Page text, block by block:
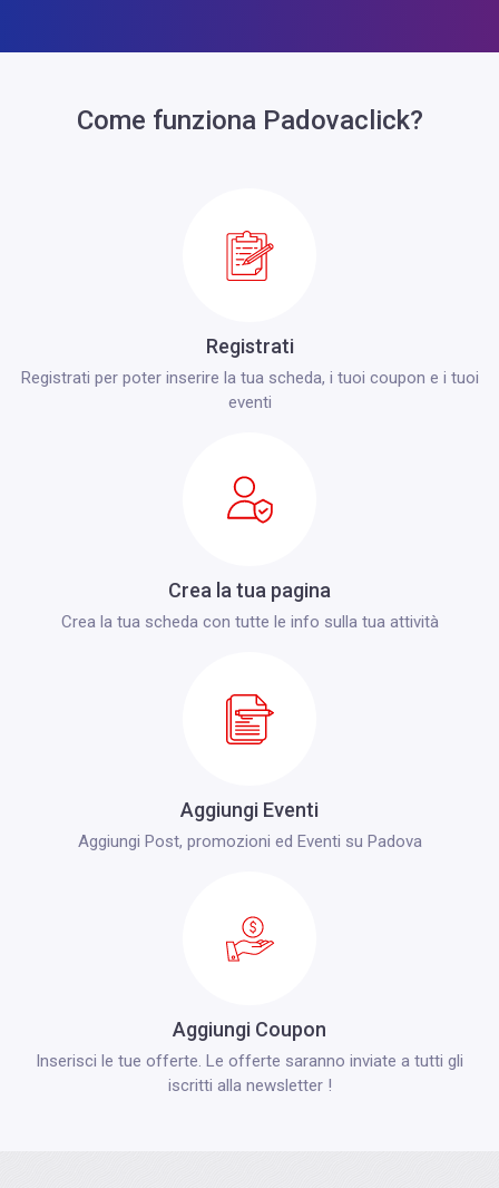
Come funziona Padovaclick?
Registrati
Registrati per poter inserire la tua scheda, i tuoi coupon e i tuoi
eventi
Crea la tua pagina
Crea la tua scheda con tutte le info sulla tua attività
Aggiungi Eventi
Aggiungi Post, promozioni ed Eventi su Padova
Aggiungi Coupon
Inserisci le tue offerte. Le offerte saranno inviate a tutti gli
iscritti alla newsletter !